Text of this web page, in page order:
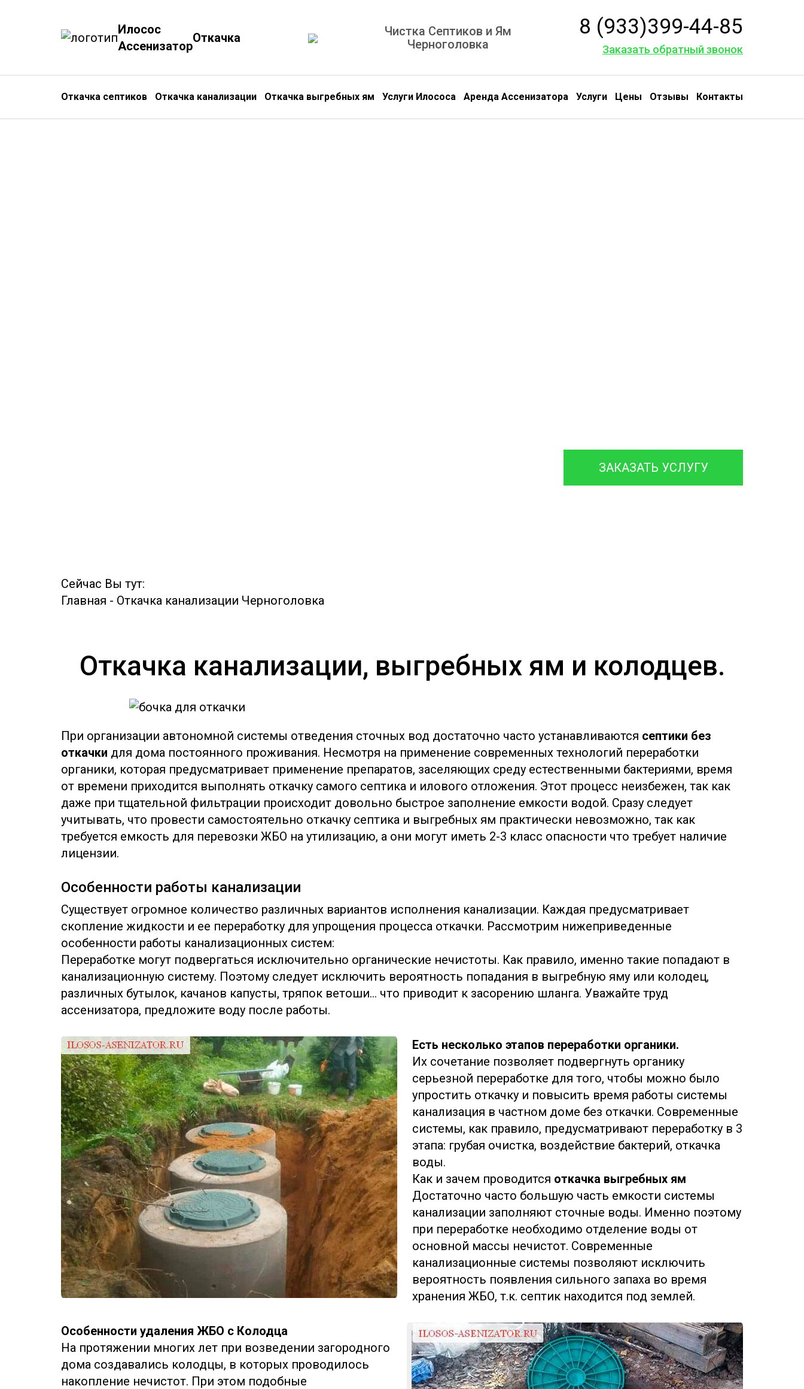
Илосос
Ассенизатор
Откачка
Чистка Септиков и Ям
Черноголовка
8 (933)399-44-85
Заказать обратный звонок
Откачка септиков Откачка канализации Откачка выгребных ям Услуги Илососа Аренда Ассенизатора Услуги Цены Отзывы Контакты
ЗАКАЗАТЬ УСЛУГУ
Сейчас Вы тут:
Главная - Откачка канализации Черноголовка
Откачка канализации, выгребных ям и колодцев.
При организации автономной системы отведения сточных вод достаточно часто устанавливаются септики без
откачки для дома постоянного проживания. Несмотря на применение современных технологий переработки
органики, которая предусматривает применение препаратов, заселяющих среду естественными бактериями, время
от времени приходится выполнять откачку самого септика и илового отложения. Этот процесс неизбежен, так как
даже при тщательной фильтрации происходит довольно быстрое заполнение емкости водой. Сразу следует
учитывать, что провести самостоятельно откачку септика и выгребных ям практически невозможно, так как
требуется емкость для перевозки ЖБО на утилизацию, а они могут иметь 2-3 класс опасности что требует наличие
лицензии.
Особенности работы канализации
Существует огромное количество различных вариантов исполнения канализации. Каждая предусматривает
скопление жидкости и ее переработку для упрощения процесса откачки. Рассмотрим нижеприведенные
особенности работы канализационных систем:
Переработке могут подвергаться исключительно органические нечистоты. Как правило, именно такие попадают в
канализационную систему. Поэтому следует исключить вероятность попадания в выгребную яму или колодец,
различных бутылок, качанов капусты, тряпок ветоши… что приводит к засорению шланга. Уважайте труд
ассенизатора, предложите воду после работы.
Есть несколько этапов переработки органики.
Их сочетание позволяет подвергнуть органику
серьезной переработке для того, чтобы можно было
упростить откачку и повысить время работы системы
канализация в частном доме без откачки. Современные
системы, как правило, предусматривают переработку в 3
этапа: грубая очистка, воздействие бактерий, откачка
воды.
Как и зачем проводится откачка выгребных ям
Достаточно часто большую часть емкости системы
канализации заполняют сточные воды. Именно поэтому
при переработке необходимо отделение воды от
основной массы нечистот. Современные
канализационные системы позволяют исключить
вероятность появления сильного запаха во время
хранения ЖБО, т.к. септик находится под землей.
Особенности удаления ЖБО с Колодца
На протяжении многих лет при возведении загородного
дома создавались колодцы, в которых проводилось
накопление нечистот. При этом подобные